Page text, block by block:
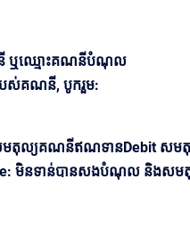
នី ឬឈ្មោះគណនីបំណុល
របស់គណនី, បូករួម:
សមតុល្យគណនីឥណទានDebit សម
មិនទាន់បានសងបំណុល និងស